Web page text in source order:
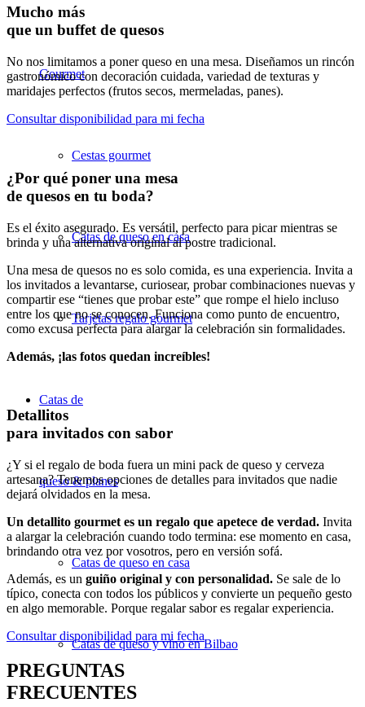
Gourmet
Cestas gourmet
Catas de queso en casa
Tarjetas regalo gourmet
Catas de
queso & planes
Catas de queso en casa
Catas de queso y vino en Bilbao
Mucho más
que un buffet de quesos
No nos limitamos a poner queso en una mesa. Diseñamos un rincón
gastronómico con decoración cuidada, variedad de texturas y
maridajes perfectos (frutos secos, mermeladas, panes).
Consultar disponibilidad para mi fecha
¿Por qué poner una mesa
de quesos en tu boda?
Es el éxito asegurado. Es versátil, perfecto para picar mientras se
brinda y una alternativa original al postre tradicional.
Una mesa de quesos no es solo comida, es una experiencia. Invita a
los invitados a levantarse, curiosear, probar combinaciones nuevas y
compartir ese “tienes que probar este” que rompe el hielo incluso
entre los que no se conocen. Funciona como punto de encuentro,
como excusa perfecta para alargar la celebración sin formalidades.
Además, ¡las fotos quedan increíbles!
Detallitos
para invitados con sabor
¿Y si el regalo de boda fuera un mini pack de queso y cerveza
artesana? Tenemos opciones de detalles para invitados que nadie
dejará olvidados en la mesa.
Un detallito gourmet es un regalo que apetece de verdad. Invita
a alargar la celebración cuando todo termina: ese momento en casa,
brindando otra vez por vosotros, pero en versión sofá.
Además, es un guiño original y con personalidad. Se sale de lo
típico, conecta con todos los públicos y convierte un pequeño gesto
en algo memorable. Porque regalar sabor es regalar experiencia.
Consultar disponibilidad para mi fecha
PREGUNTAS
FRECUENTES